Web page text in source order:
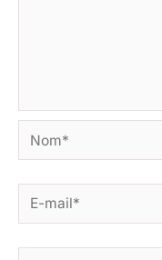
Nom*
E-
mail*